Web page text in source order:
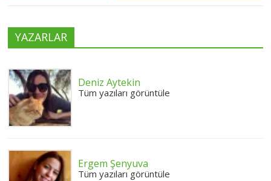
YAZARLAR
Deniz Aytekin
Tüm yazıları görüntüle
Ergem Şenyuva
Tüm yazıları görüntüle